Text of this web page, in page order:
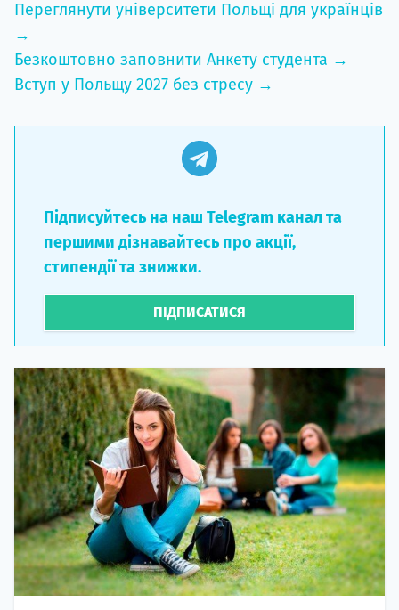
Переглянути університети Польщі для українців
→
Безкоштовно заповнити Анкету студента →
Вступ у Польщу 2027 без стресу →
Підписуйтесь на наш Telegram канал та
першими дізнавайтесь про акції,
стипендії та знижки.
ПІДПИСАТИСЯ